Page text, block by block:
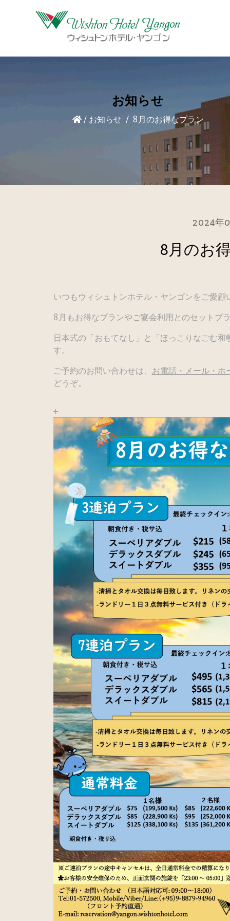
お知らせ
/ お知らせ 8月のお得なプラン
2024年
8月のお
いつもウィシュトンホテル・ヤンゴンをご愛
8月もお得なプランやご宴会利用とのセットプ
日本式の「おもてなし」と「ほっこりなごむ
す。
ご予約のお問い合わせは、 お電話・メール・ホ
どうぞ。
+